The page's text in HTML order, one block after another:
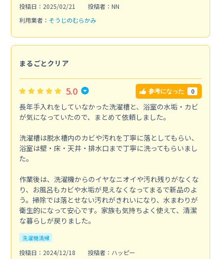
投稿日：2025/02/21
投稿者：NN
利用業者： そうじのむらかみ
まるごとクリア
5.0 参考になった 0
長年手入れをしていなかった洗濯槽と、浴室の水垢・カビ
が気になっていたので、まとめて依頼しました。
洗濯槽は脱水槽内のカビや汚れを丁寧に落としてもらい、
浴室は壁・床・天井・排水口まで丁寧に洗ってもらいまし
た。
作業後は、洗濯機からのイヤなニオイや汚れ残りがなくな
り、お風呂もカビや水垢が見えなくなってまるで新品のよ
う。掃除では落とせない汚れがきれいになり、水まわりが
衛生的になって安心です。家族も気持ちよく使えて、清潔
な暮らしが戻りました。
洗濯機清掃
投稿日：2024/12/18
投稿者：ハッピー